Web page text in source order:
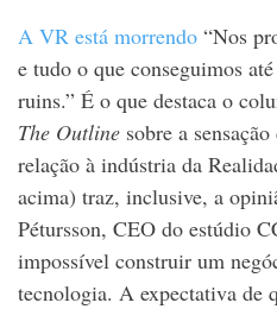
A VR está morrendo “Nos
e tudo o que conseguimos
ruins.” É o que destaca o
The Outline sobre a
relação à indústria da
acima) traz, inclusive, a
Pétursson, CEO do estúdio
impossível construir um
tecnologia. A expectativa de